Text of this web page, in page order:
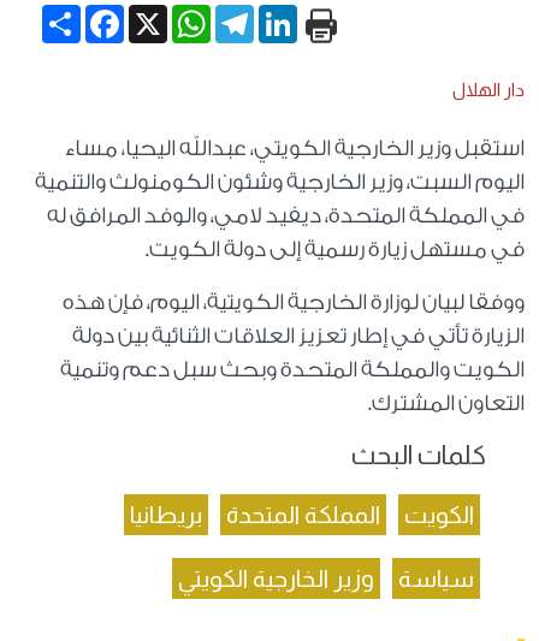
Share
Facebook X
WhatsApp
TelegramLinkedIn
دار الهلال
استقبل وزير الخارجية الكويتي، عبدالله اليحيا، مساء
اليوم السبت، وزير الخارجية وشئون الكومنولث والتنمية
في المملكة المتحدة، ديفيد لامي، والوفد المرافق له
في مستهل زيارة رسمية إلى دولة الكويت.
ووفقا لبيان لوزارة الخارجية الكويتية، اليوم، فإن هذه
الزيارة تأتي في إطار تعزيز العلاقات الثنائية بين دولة
الكويت والمملكة المتحدة وبحث سبل دعم وتنمية
التعاون المشترك.
كلمات البحث
الكويت المملكة المتحدة بريطانيا
سياسة وزير الخارجية الكويتي